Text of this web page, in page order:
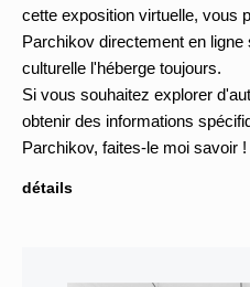
cette exposition virtuelle, vous
Parchikov directement en
culturelle l'héberge toujours.
Si vous souhaitez explorer
obtenir des informations
Parchikov, faites-le moi savoir !
détails